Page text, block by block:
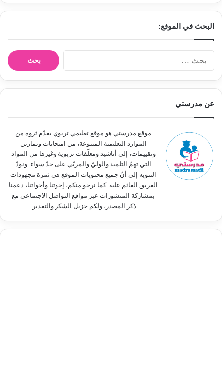
البحث في الموقع:
ن
عن مدرستي
موقع مدرستي هو موقع تعليمي تربوي يقدّم ثروة من
الموارد التعليمية المتنوعة، من امتحانات وتمارين
وتقييمات، إلى أناشيد ومعلّقات تربوية وغيرها من المواد
التي تهمّ التلميذ والوليّ والمربّي على حدّ سواء. ونودّ
التنويه إلى أنّ جميع محتويات الموقع هي ثمرة مجهودات
الفريق القائم عليه. كما نرجو منكم، إخوتنا وأخواتنا، دعمنا
بمشاركة المنشورات عبر مواقع التواصل الاجتماعي مع
ذكر المصدر، ولكم جزيل الشكر والتقدير.